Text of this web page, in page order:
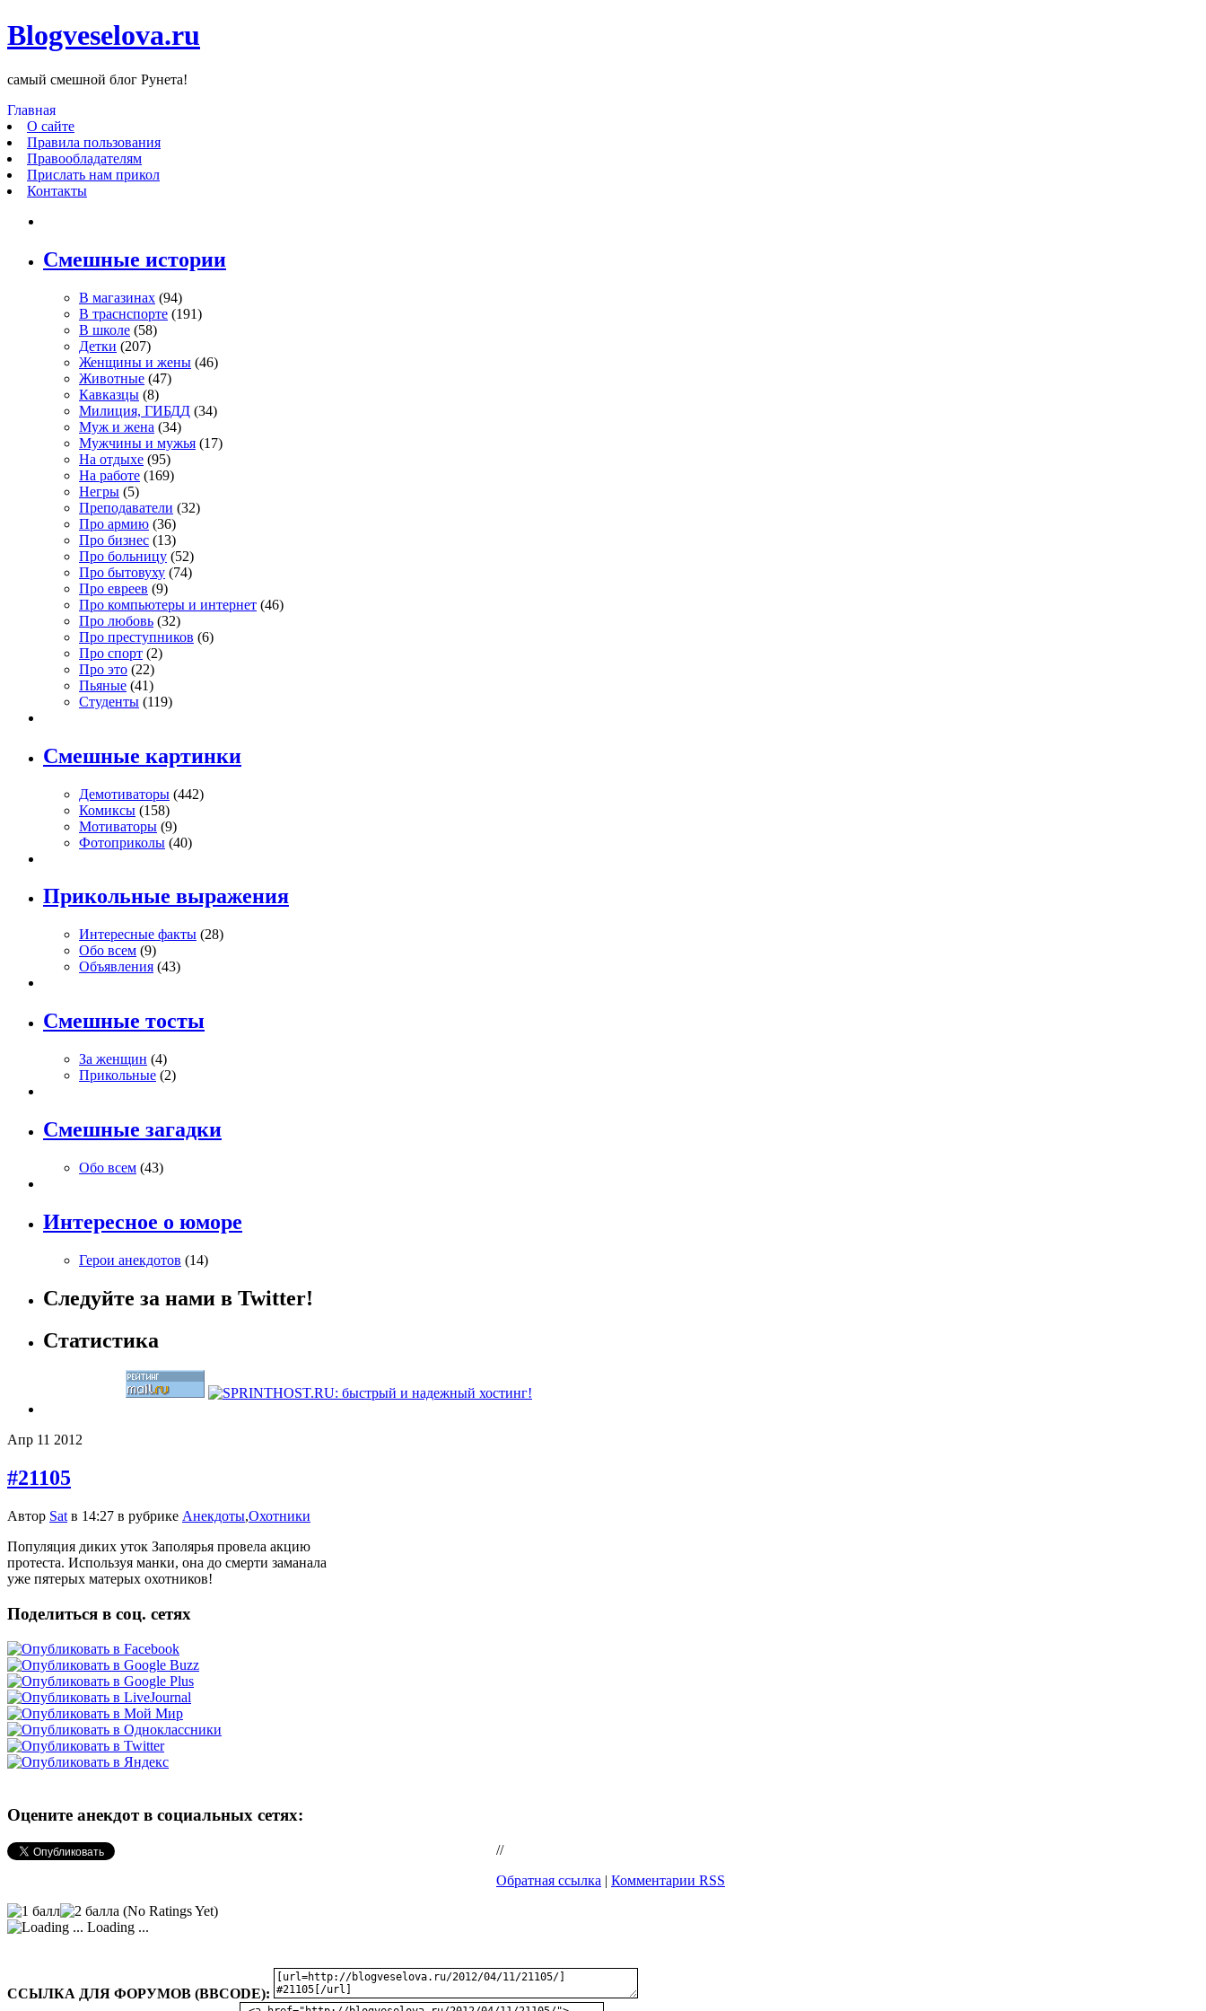
Blogveselova.ru
самый смешной блог Рунета!
Главная
О сайте
Правила пользования
Правообладателям
Прислать нам прикол
Контакты
Смешные истории
В магазинах (94)
В траснспорте (191)
В школе (58)
Детки (207)
Женщины и жены (46)
Животные (47)
Кавказцы (8)
Милиция, ГИБДД (34)
Муж и жена (34)
Мужчины и мужья (17)
На отдыхе (95)
На работе (169)
Негры (5)
Преподаватели (32)
Про армию (36)
Про бизнес (13)
Про больницу (52)
Про бытовуху (74)
Про евреев (9)
Про компьютеры и интернет (46)
Про любовь (32)
Про преступников (6)
Про спорт (2)
Про это (22)
Пьяные (41)
Студенты (119)
Смешные картинки
Демотиваторы (442)
Комиксы (158)
Мотиваторы (9)
Фотоприколы (40)
Прикольные выражения
Интересные факты (28)
Обо всем (9)
Объявления (43)
Смешные тосты
За женщин (4)
Прикольные (2)
Смешные загадки
Обо всем (43)
Интересное о юморе
Герои анекдотов (14)
Следуйте за нами в Twitter!
Статистика
Апр 11 2012
#21105
Автор Sat в 14:27 в рубрике Анекдоты,Охотники
Популяция диких уток Заполярья провела акцию
протеста. Используя манки, она до смерти заманала
уже пятерых матерых охотников!
Поделиться в соц. сетях
Оцените анекдот в социальных сетях:
//
Обратная ссылка | Комментарии RSS
(No Ratings Yet)
Loading ...
ССЫЛКА ДЛЯ ФОРУМОВ (BBCODE):